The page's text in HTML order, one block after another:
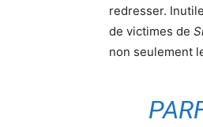
redresser.
de victimes de
non seulement